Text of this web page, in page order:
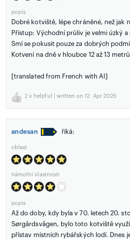
popis
Dobré kotviště, lépe chráněné, než jak
Přístup: Východní průliv je velmi úzký a
Smí se pokusit pouze za dobrých
Kotvení na dně v hloubce 12 až 13
[translated from French with AI]
2 x helpful | written on 12. Apr 2025
andesan říká:
oblast
námořní vlastnosti
popis
Až do doby, kdy byla v 70. letech 20.
Sørgårdsvågen, bylo toto kotviště
přístav místních rybářských lodí. Dnes